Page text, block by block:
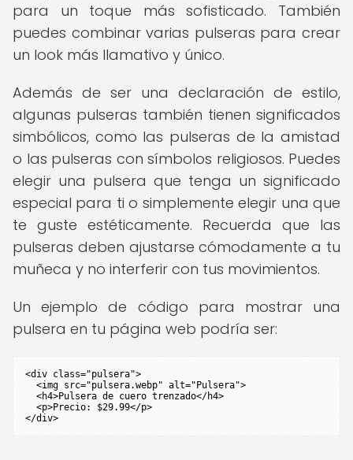
para un toque más sofisticado. También
puedes combinar varias pulseras para crear
un look más llamativo y único.
Además de ser una declaración de estilo,
algunas pulseras también tienen significados
simbólicos, como las pulseras de la amistad
o las pulseras con símbolos religiosos. Puedes
elegir una pulsera que tenga un significado
especial para ti o simplemente elegir una que
te guste estéticamente. Recuerda que las
pulseras deben ajustarse cómodamente a tu
muñeca y no interferir con tus movimientos.
Un ejemplo de código para mostrar una
pulsera en tu página web podría ser:
<div class="pulsera">
  <img src="pulsera.webp" alt="Pulsera">
  <h4>Pulsera de cuero trenzado</h4>
  <p>Precio: $29.99</p>
</div>